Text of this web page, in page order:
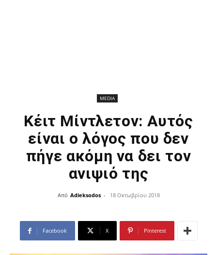
MEDIA
Κέιτ Μίντλετον: Αυτός
είναι ο λόγος που δεν
πήγε ακόμη να δει τον
ανιψιό της
Από Adieksodos - 18 Οκτωβρίου 2018
Facebook X Pinterest